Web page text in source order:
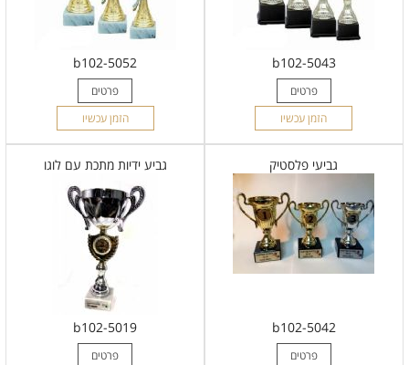
b102-5043
פרטים
הזמן עכשיו
b102-5052
פרטים
הזמן עכשיו
גביעי פלסטיק
b102-5042
פרטים
גביע ידיות מתכת עם לוגו
b102-5019
פרטים